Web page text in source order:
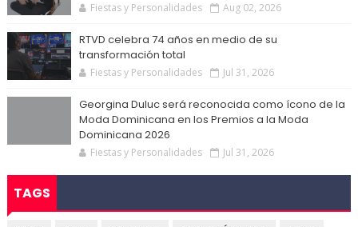
Fiestas y Personalidades Aug 02, 2026
RTVD celebra 74 años en medio de su
transformación total
Fiestas y Personalidades Jul 31, 2026
Georgina Duluc será reconocida como ícono de la
Moda Dominicana en los Premios a la Moda
Dominicana 2026
Fiestas y Personalidades Jul 31, 2026
TAGS